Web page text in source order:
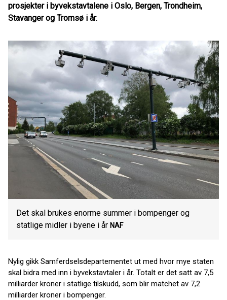
prosjekter i byvekstavtalene i Oslo, Bergen, Trondheim,
Stavanger og Tromsø i år.
Det skal brukes enorme summer i bompenger og
statlige midler i byene i år NAF
Nylig gikk Samferdselsdepartementet ut med hvor mye staten
skal bidra med inn i byvekstavtaler i år. Totalt er det satt av 7,5
milliarder kroner i statlige tilskudd, som blir matchet av 7,2
milliarder kroner i bompenger.